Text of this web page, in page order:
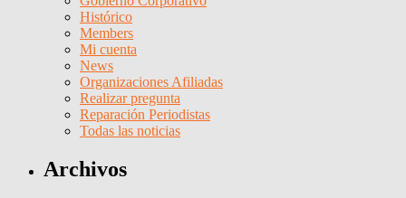
Histórico
Members
Mi cuenta
News
Organizaciones Afiliadas
Realizar pregunta
Reparación Periodistas
Todas las noticias
Archivos